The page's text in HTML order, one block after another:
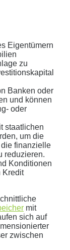
an
folgender
von0kW
Eigentümern
zu
Banken oder
und können
oder
staatlichen
um die
finanzielle
reduzieren.
Konditionen
Kredit
mit
sich auf
zwischen